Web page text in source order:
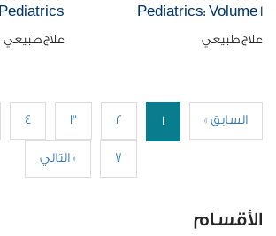
Pediatrics: Volume 1
علاج طبيعي
Pediatrics
علاج طبيعي
« السابق 1
2
3
4
7 التالي »
الأقسام